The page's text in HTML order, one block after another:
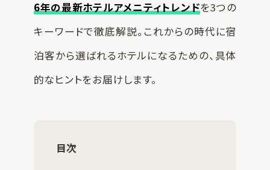
6年の最新ホテルアメニティトレンドを3つの
キーワードで徹底解説。これからの時代に宿
泊客から選ばれるホテルになるための、具体
的なヒントをお届けします。
目次